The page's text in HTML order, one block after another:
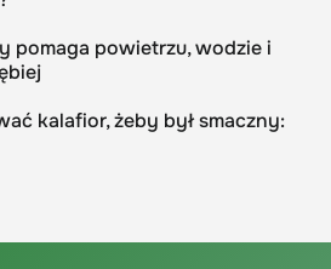
pomaga powietrzu, wodzie i
kalafior, żeby był smaczny: